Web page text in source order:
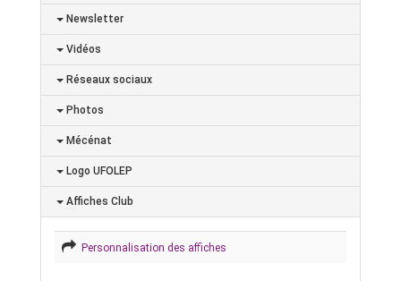
Newsletter
Vidéos
Réseaux sociaux
Photos
Mécénat
Logo UFOLEP
Affiches Club
Personnalisation des affiches